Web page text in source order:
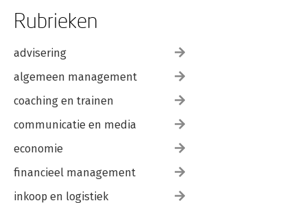
Rubrieken
advisering
algemeen management
coaching en trainen
communicatie en media
economie
financieel management
inkoop en logistiek